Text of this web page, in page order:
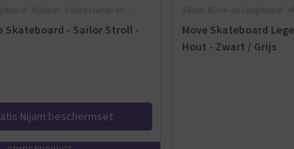
- Nijdam - Volwassenen en
Skateboard - Sailor Stroll -
Nijam beschermset
Skate, Wave- en Longboard -
Move Skateboard
Hout - Zwart / Grijs